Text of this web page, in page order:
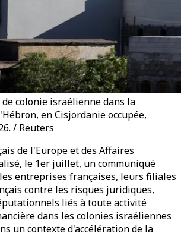
colonie israélienne dans la
en Cisjordanie occupée,
/ Reuters
de l'Europe et des Affaires
le 1er juillet, un communiqué
entreprises françaises, leurs filiales
contre les risques juridiques,
liés à toute activité
dans les colonies israéliennes
un contexte d'accélération de la